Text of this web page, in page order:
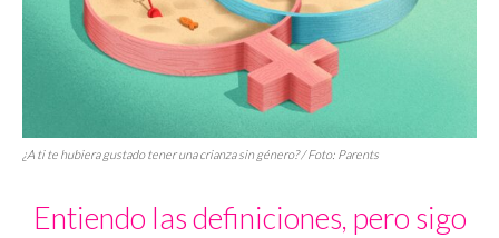
¿A ti te hubiera gustado tener una crianza sin género? / Foto: Parents
Entiendo las definiciones, pero sigo